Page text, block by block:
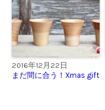
2016年12月22日
まだ間に合う！Xmas gift